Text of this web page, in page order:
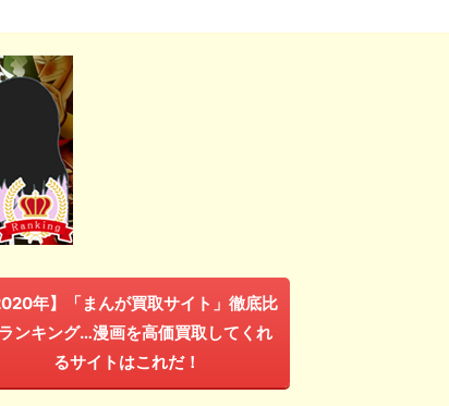
年】「まんが買取サイト」徹底比
ンキング…漫画を高価買取してくれ
るサイトはこれだ！